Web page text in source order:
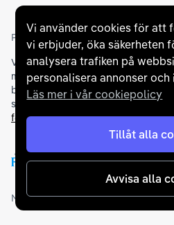
Vi använder cookies för att
vi erbjuder, öka säkerheten
analysera trafiken på
personalisera annonser och
Läs mer i vår cookiepolicy
Tillåt alla
Avvisa alla
Partners och betallösningar
Vi samarbetar medflertalet banker
möjliga finansieringslösning och
betalningsmetoder. För att du ska
samarbetar vi med Folksam och
försäkringar och garantier.
Medlemskap och utmärkelser